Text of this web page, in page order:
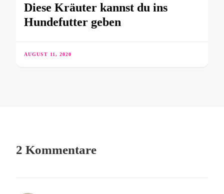
Diese Kräuter kannst du ins
Hundefutter geben
AUGUST 11, 2020
2 Kommentare